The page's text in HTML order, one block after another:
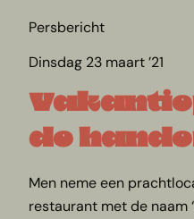
Persbericht
Dinsdag 23 maart ’21
de
Men neme een
restaurant met de naam